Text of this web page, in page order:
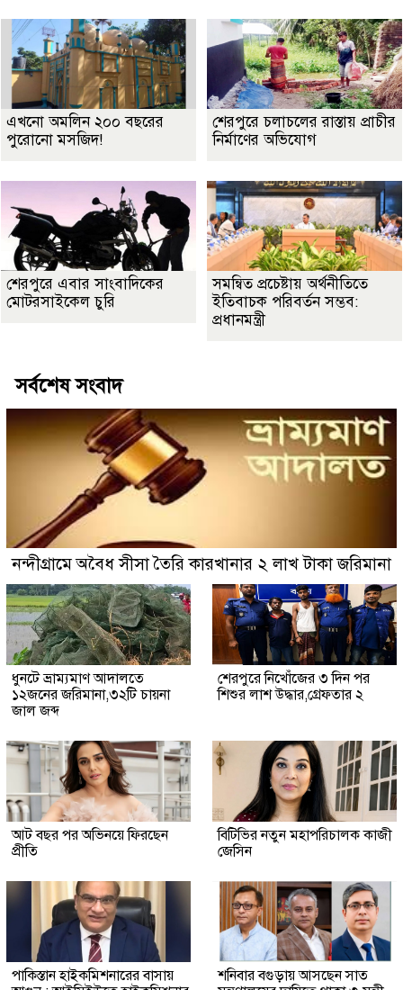
এখনো অমলিন ২০০ বছরের
পুরোনো মসজিদ!
শেরপুরে চলাচলের রাস্তায় প্রাচীর
নির্মাণের অভিযোগ
শেরপুরে এবার সাংবাদিকের
মোটরসাইকেল চুরি
সমন্বিত প্রচেষ্টায় অর্থনীতিতে
ইতিবাচক পরিবর্তন সম্ভব:
প্রধানমন্ত্রী
সর্বশেষ সংবাদ
নন্দীগ্রামে অবৈধ সীসা তৈরি কারখানার ২ লাখ টাকা জরিমানা
ধুনটে ভ্রাম্যমাণ আদালতে
১২জনের জরিমানা,৩২টি চায়না
জাল জব্দ
শেরপুরে নিখোঁজের ৩ দিন পর
শিশুর লাশ উদ্ধার,গ্রেফতার ২
আট বছর পর অভিনয়ে ফিরছেন
প্রীতি
বিটিভির নতুন মহাপরিচালক কাজী
জেসিন
পাকিস্তান হাইকমিশনারের বাসায়
শনিবার বগুড়ায় আসছেন সাত